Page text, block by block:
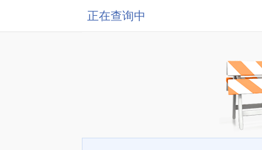
正在查询中